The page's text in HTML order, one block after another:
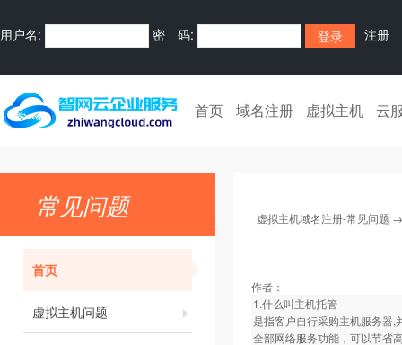
用户名: 密 码: 注册
首页 域名注册 虚拟主机 云
常见问题
首页
虚拟主机问题
虚拟主机域名注册-常见问题
作者：
1.什么叫主机托管
是指客户自行采购主机服务器
全部网络服务功能，可以节省